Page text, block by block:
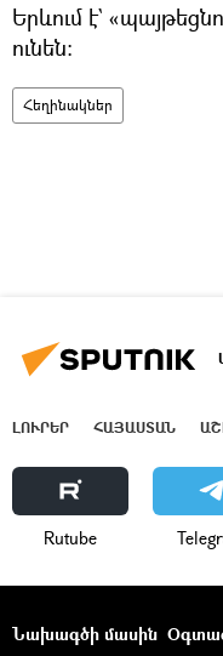
Երևում է`
ունեն։
Հեղինակներ
ԼՈՒՐԵՐ ՀԱՅԱՍՏԱՆ
Rutube
Նախագծի մասին